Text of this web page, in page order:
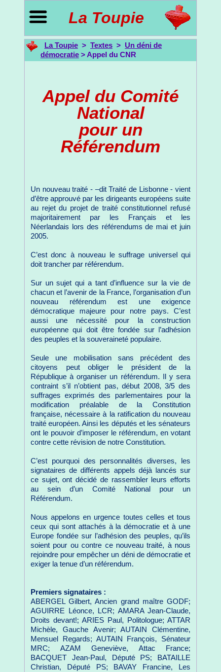
La Toupie
La Toupie > Textes > Un déni de
démocratie > Appel du CNR
Appel du Comité
National
pour un
Référendum
Un nouveau traité - –dit Traité de Lisbonne - vient
d’être approuvé par les dirigeants européens suite
au rejet du projet de traité constitutionnel refusé
majoritairement par les Français et les
Néerlandais lors des référendums de mai et juin
2005.
C’est donc à nouveau le suffrage universel qui
doit trancher par référendum.
Sur un sujet qui a tant d’influence sur la vie de
chacun et l’avenir de la France, l’organisation d’un
nouveau référendum est une exigence
démocratique majeure pour notre pays. C’est
aussi une nécessité pour la construction
européenne qui doit être fondée sur l’adhésion
des peuples et la souveraineté populaire.
Seule une mobilisation sans précédent des
citoyens peut obliger le président de la
République à organiser un référendum. Il y sera
contraint s’il n’obtient pas, début 2008, 3/5 des
suffrages exprimés des parlementaires pour la
modification préalable de la Constitution
française, nécessaire à la ratification du nouveau
traité européen. Ainsi les députés et les sénateurs
ont le pouvoir d’imposer le référendum, en votant
contre cette révision de notre Constitution.
C’est pourquoi des personnalités diverses, les
signataires de différents appels déjà lancés sur
ce sujet, ont décidé de rassembler leurs efforts
au sein d’un Comité National pour un
Référendum.
Nous appelons en urgence toutes celles et tous
ceux qui sont attachés à la démocratie et à une
Europe fondée sur l’adhésion des peuples, qu’ils
soient pour ou contre ce nouveau traité, à nous
rejoindre pour empêcher un déni de démocratie et
exiger la tenue d’un référendum.
Premiers signataires :
ABERGEL Gilbert, Ancien grand maître GODF;
AGUIRRE Léonce, LCR; AMARA Jean-Claude,
Droits devant!; ARIES Paul, Politologue; ATTAR
Michèle, Gauche Avenir; AUTAIN Clémentine,
Mensuel Regards; AUTAIN François, Sénateur
MRC; AZAM Geneviève, Attac France;
BACQUET Jean-Paul, Député PS; BATAILLE
Christian, Député PS; BAVAY Francine, Les